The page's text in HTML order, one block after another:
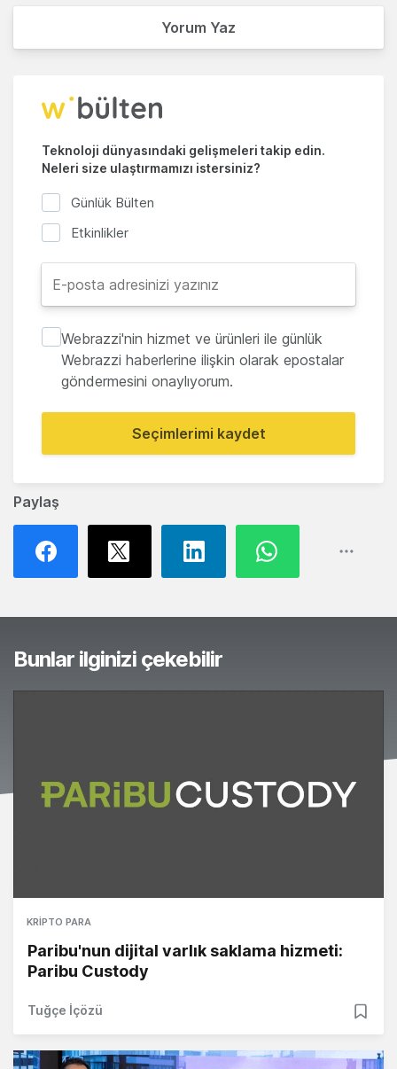
Paylaş
Yorum Yaz
Teknoloji dünyasındaki gelişmeleri takip edin.
Neleri size ulaştırmamızı istersiniz?
Günlük Bülten
Etkinlikler
Webrazzi'nin hizmet ve ürünleri ile günlük
Webrazzi haberlerine ilişkin olarak epostalar
göndermesini onaylıyorum.
Seçimlerimi kaydet
Bunlar ilginizi çekebilir
KRIPTO PARA
Paribu'nun dijital varlık saklama hizmeti:
Paribu Custody
Tuğçe İçözü